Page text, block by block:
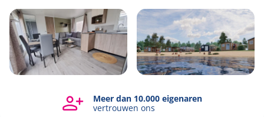
Bekijk alle foto's
Meer dan 10.000 eigenaren
vertrouwen ons